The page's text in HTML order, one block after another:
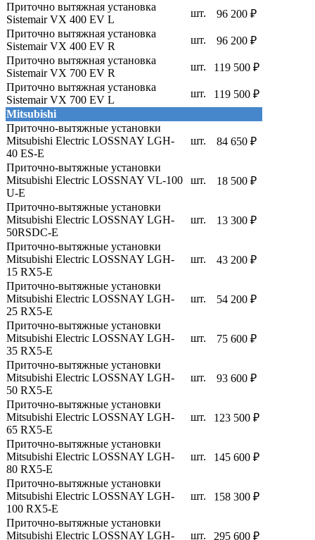
Приточно вытяжная установка
Sistemair VX 400 EV L
шт.
96 200 ₽
Приточно вытяжная установка
Sistemair VX 400 EV R
шт.
96 200 ₽
Приточно вытяжная установка
Sistemair VX 700 EV R
шт.
119 500 ₽
Приточно вытяжная установка
Sistemair VX 700 EV L
шт.
119 500 ₽
Mitsubishi
Приточно-вытяжные установки
Mitsubishi Electric LOSSNAY LGH-
40 ES-E
шт. 84 650 ₽
Приточно-вытяжные установки
Mitsubishi Electric LOSSNAY VL-100
U-E
шт. 18 500 ₽
Приточно-вытяжные установки
Mitsubishi Electric LOSSNAY LGH-
50RSDC-E
шт. 13 300 ₽
Приточно-вытяжные установки
Mitsubishi Electric LOSSNAY LGH-
15 RX5-E
шт. 43 200 ₽
Приточно-вытяжные установки
Mitsubishi Electric LOSSNAY LGH-
25 RX5-E
шт. 54 200 ₽
Приточно-вытяжные установки
Mitsubishi Electric LOSSNAY LGH-
35 RX5-E
шт. 75 600 ₽
Приточно-вытяжные установки
Mitsubishi Electric LOSSNAY LGH-
50 RX5-E
шт. 93 600 ₽
Приточно-вытяжные установки
Mitsubishi Electric LOSSNAY LGH-
65 RX5-E
шт. 123 500 ₽
Приточно-вытяжные установки
Mitsubishi Electric LOSSNAY LGH-
80 RX5-E
шт. 145 600 ₽
Приточно-вытяжные установки
Mitsubishi Electric LOSSNAY LGH-
100 RX5-E
шт. 158 300 ₽
Приточно-вытяжные установки
Mitsubishi Electric LOSSNAY LGH-
шт. 295 600 ₽